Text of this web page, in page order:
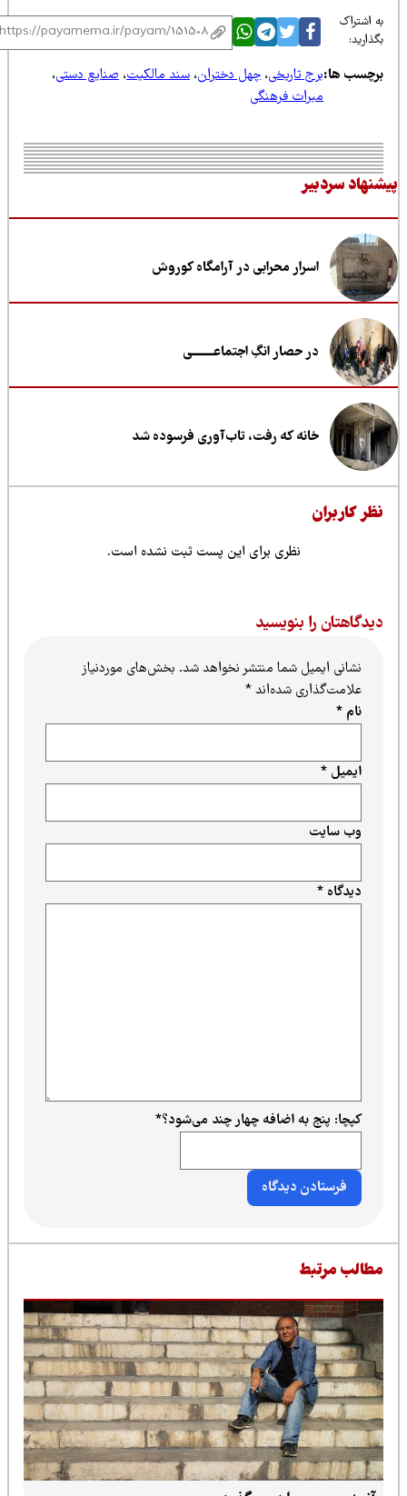
اشتراک
ها:برج تاریخی،چهل دختران،سند مالکیت،صنایع دستی،
مبراث فرهنگی
سردبیر
اسرار محرابی در آرامگاه کوروش
در حصار انگِ اجتماعــــــــی
خانه که رفت، تاب‌آوری فرسوده شد
کاربران
نظری برای این پست ثبت نشده است.
را بنویسید
نشانی ایمیل شما منتشر نخواهد شد.بخش‌های موردنیاز
علامت‌گذاری شده‌اند*
دیدگاه*
ایمیل*
وب‌ سایت
کپچا: پنج به اضافه چهار چند می‌شود؟*
مرتبط